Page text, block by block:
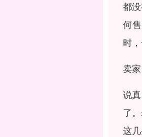
都
何
时
卖
说
了
这